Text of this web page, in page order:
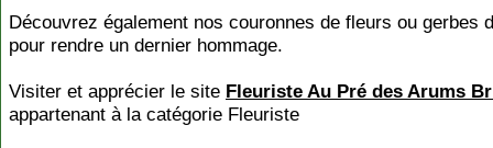
Découvrez également nos couronnes de fleurs ou gerbes
pour rendre un dernier hommage.
Visiter et apprécier le site Fleuriste Au Pré des Arums
appartenant à la catégorie Fleuriste